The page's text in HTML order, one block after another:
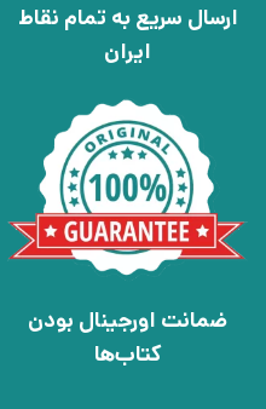
ارسال سریع به تمام نقاط
ایران
ضمانت اورجینال بودن
کتاب‌ها